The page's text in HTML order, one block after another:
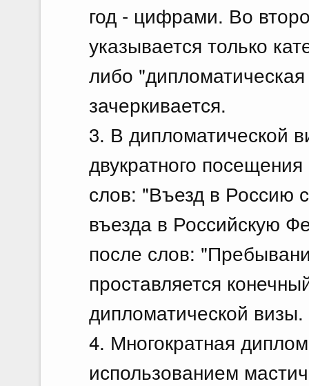
год - цифрами. Во
указывается только
либо
зачеркивается.
3. В дипломатической
двукратного
слов: "Въезд в Россию
въезда в Российскую
после слов:
проставляется
дипломатической визы.
4. Многократная
использованием